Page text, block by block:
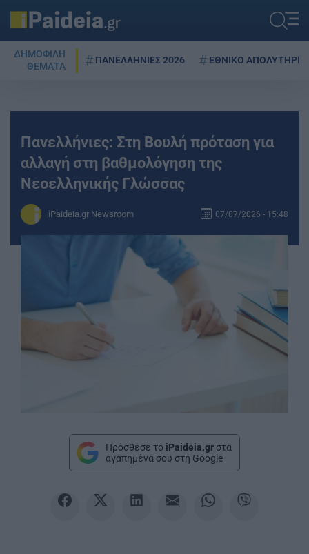
ΔΗΜΟΦΙΛΗ
ΘΕΜΑΤΑ
ΠΑΝΕΛΛΗΝΙΕΣ 2026 ΕΘΝΙΚΟ ΑΠΟΛΥΤΗΡΙΟ
Πανελλήνιες: Στη Βουλή πρόταση για
αλλαγή στη βαθμολόγηση της
Νεοελληνικής Γλώσσας
iPaideia.gr Newsroom 07/07/2026 - 15:48
Πρόσθεσε το iPaideia.gr στα
αγαπημένα σου στη Google